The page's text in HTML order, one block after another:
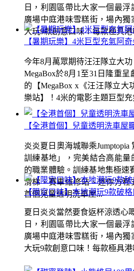
日，利園區帶比大家一個最
廣場中庭港味雪糕街，場內獨
大玩9款創意口味！每款極具
【全港首個】兒童透明洗車屋
炎炎夏日奧海城聯乘
訓練基地」，完美結合高能
的職業體驗。訓練基地集極速
滑梯、賽車維修站、迷你方
首個兒童透明洗車屋...
【暑期玩樂】4米巨型充氣阿
今年8月萬眾期待汪汪隊立大
MegaBox於8月1至31日隆重
的【MegaBox x《汪汪隊立
樂站】！4米的電影主題巨型充
【限定口味】本地潮玩9款破
夏日炎炎當然要食返杯涼透心
日，利園區帶比大家一個最
廣場中庭港味雪糕街，場內獨
大玩9款創意口味！每款極具港